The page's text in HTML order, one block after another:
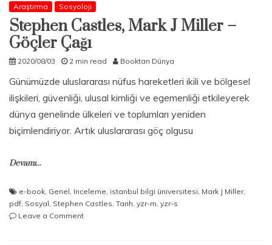
Araştırma Sosyoloji
Stephen Castles, Mark J Miller –
Göçler Çağı
2020/08/03 2 min read Booktan Dünya
Günümüzde uluslararası nüfus hareketleri ikili ve bölgesel
ilişkileri, güvenliği, ulusal kimliği ve egemenliği etkileyerek
dünya genelinde ülkeleri ve toplumları yeniden
biçimlendiriyor. Artık uluslararası göç olgusu
Devamı...
e-book, Genel, Inceleme, istanbul bilgi üniversitesi, Mark J Miller,
pdf, Sosyal, Stephen Castles, Tarih, yzr-m, yzr-s
Leave a Commenton